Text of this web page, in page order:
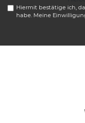
Hiermit bestätige ich,
habe. Meine